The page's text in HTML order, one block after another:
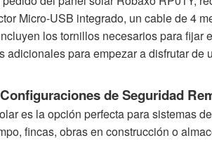
Micro-USB integrado, un cable de 4
los tornillos necesarios para fijar
adicionales para empezar a disfrutar
de Seguridad
es la opción perfecta para sistemas
fincas, obras en construcción o